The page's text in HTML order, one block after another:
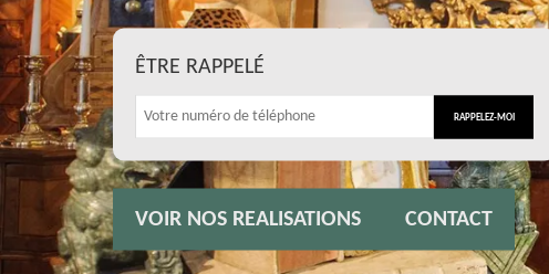
ÊTRE RAPPELÉ
VOIR NOS REALISATIONS CONTACT